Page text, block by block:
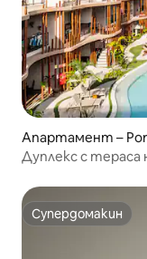
Апартамент –
Дуплекс с тераса
Супердомакин
Супердомакин